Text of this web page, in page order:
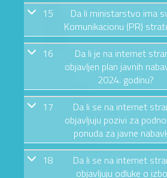
15
Da li ministarstvo ima
Komunikacionu (PR)
16
Da li je na internet
objavljen plan javnih
2024. godinu?
17
Da li se na internet
objavljuju pozivi za
ponuda za javne
18
Da li se na internet
objavljuju odluke o